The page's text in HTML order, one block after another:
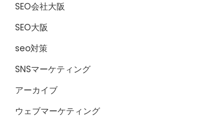
SEO会社大阪
SEO大阪
seo対策
SNSマーケティング
アーカイブ
ウェブマーケティング